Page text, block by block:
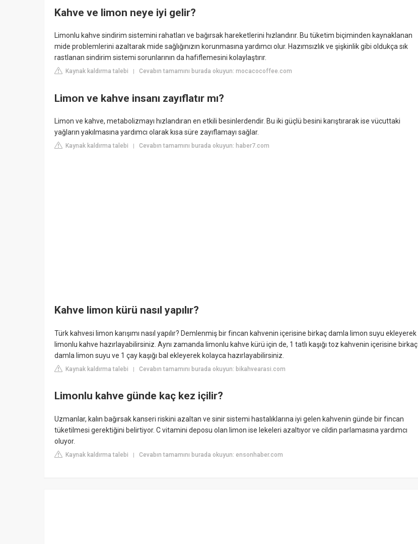
Kahve ve limon neye iyi gelir?
Limonlu kahve sindirim sistemini rahatları ve bağırsak hareketlerini hızlandırır. Bu tüketim biçiminden kaynaklanan
mide problemlerini azaltarak mide sağlığınızın korunmasına yardımcı olur. Hazımsızlık ve şişkinlik gibi oldukça sık
rastlanan sindirim sistemi sorunlarının da hafiflemesini kolaylaştırır.
Kaynak kaldırma talebi Cevabın tamamını burada okuyun: mocacocoffee.com
Limon ve kahve insanı zayıflatır mı?
Limon ve kahve, metabolizmayı hızlandıran en etkili besinlerdendir. Bu iki güçlü besini karıştırarak ise vücuttaki
yağların yakılmasına yardımcı olarak kısa süre zayıflamayı sağlar.
Kaynak kaldırma talebi Cevabın tamamını burada okuyun: haber7.com
Kahve limon kürü nasıl yapılır?
Türk kahvesi limon karışımı nasıl yapılır? Demlenmiş bir fincan kahvenin içerisine birkaç damla limon suyu ekleyerek
limonlu kahve hazırlayabilirsiniz. Aynı zamanda limonlu kahve kürü için de, 1 tatlı kaşığı toz kahvenin içerisine birkaç
damla limon suyu ve 1 çay kaşığı bal ekleyerek kolayca hazırlayabilirsiniz.
Kaynak kaldırma talebi | Cevabın tamamını burada okuyun: bikahvearasi.com
Limonlu kahve günde kaç kez içilir?
Uzmanlar, kalın bağırsak kanseri riskini azaltan ve sinir sistemi hastalıklarına iyi gelen kahvenin günde bir fincan
tüketilmesi gerektiğini belirtiyor. C vitamini deposu olan limon ise lekeleri azaltıyor ve cildin parlamasına yardımcı
oluyor.
Kaynak kaldırma talebi | Cevabın tamamını burada okuyun: ensonhaber.com